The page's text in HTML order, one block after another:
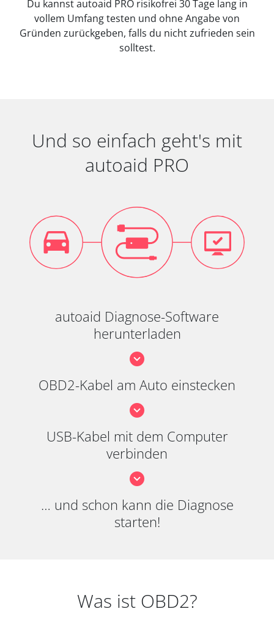
Du kannst autoaid PRO risikofrei 30 Tage lang in
vollem Umfang testen und ohne Angabe von
Gründen zurückgeben, falls du nicht zufrieden sein
solltest.
Und so einfach geht's mit
autoaid PRO
autoaid Diagnose-Software
herunterladen
OBD2-Kabel am Auto einstecken
USB-Kabel mit dem Computer
verbinden
… und schon kann die Diagnose
starten!
Was ist OBD2?